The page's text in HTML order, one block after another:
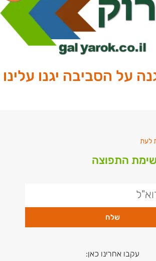
הסביבה יגנו עלינו
התפוצה
עקבו אחרינו כאן: